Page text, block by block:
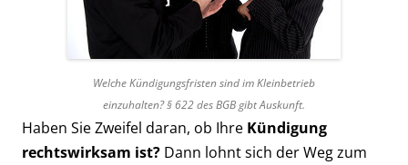
Welche Kündigungsfristen sind im Kleinbetrieb
einzuhalten? § 622 des BGB gibt Auskunft.
Haben Sie Zweifel daran, ob Ihre Kündigung
rechtswirksam ist? Dann lohnt sich der Weg zum